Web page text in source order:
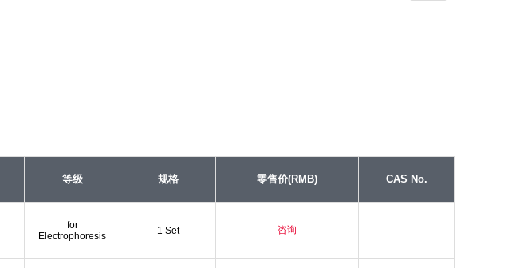
等级 规格 零售价(RMB) CAS No.
for
Electrophoresis
1 Set 咨询 -